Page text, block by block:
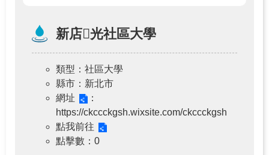
新店𥘐光社區大學
類型 ：社區大學
縣市 ：新北市
網址
：
https://ckccckgsh.wixsite.com/ckccckgsh
點我前往
點擊數 ：0